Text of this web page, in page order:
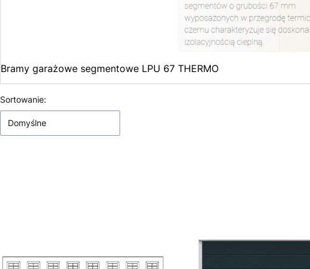
Bramy garażowe segmentowe LPU 67 THERMO
Lista produktów
Sortowanie:
Domyślne